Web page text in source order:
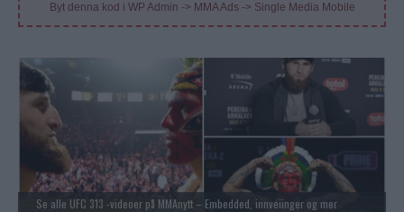
Byt denna kod i WP Admin -> MMA Ads -> Single Media Mobile
Se alle UFC 313 -videoer på MMAnytt – Embedded, innveiinger og mer